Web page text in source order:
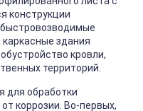
конструкции
здания
кровли,
территорий.
для обработки
коррозии. Во-первых,